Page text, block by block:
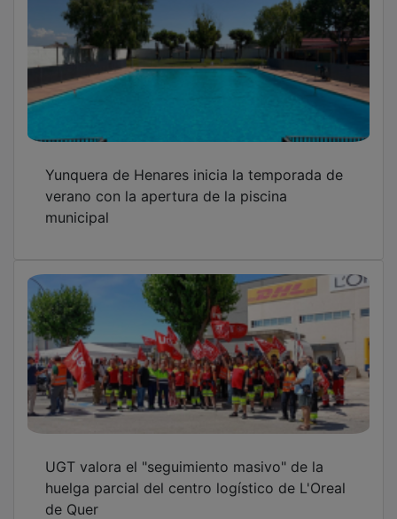
UGT valora el "seguimiento masivo" de la
huelga parcial del centro logístico de L'Oreal
Yunquera de Henares celebra con alta
participación sus actividades previas a las
fiestas de San Pedro